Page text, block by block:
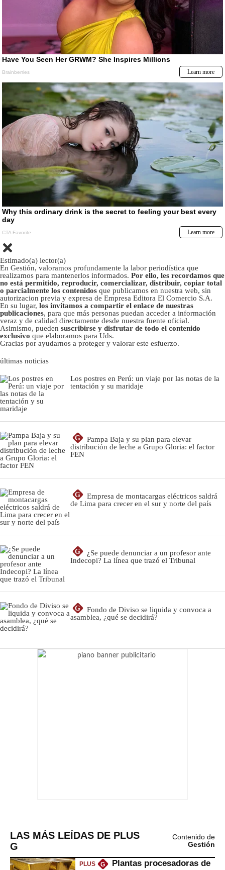
Estimado(a) lector(a)
En Gestión, valoramos profundamente la labor periodística que
realizamos para mantenerlos informados. Por ello, les recordamos que
no está permitido, reproducir, comercializar, distribuir, copiar total
o parcialmente los contenidos que publicamos en nuestra web, sin
autorizacion previa y expresa de Empresa Editora El Comercio S.A.
En su lugar, los invitamos a compartir el enlace de nuestras
publicaciones, para que más personas puedan acceder a información
veraz y de calidad directamente desde nuestra fuente oficial.
Asimismo, pueden suscribirse y disfrutar de todo el contenido
exclusivo que elaboramos para Uds.
Gracias por ayudarnos a proteger y valorar este esfuerzo.
últimas noticias
Los postres en Perú: un viaje por las notas de la
tentación y su maridaje
G
Pampa Baja y su plan para elevar
distribución de leche a Grupo Gloria: el factor
FEN
G
Empresa de montacargas eléctricos saldrá
de Lima para crecer en el sur y norte del país
G
¿Se puede denunciar a un profesor ante
Indecopi? La línea que trazó el Tribunal
G
Fondo de Diviso se liquida y convoca a
asamblea, ¿qué se decidirá?
LAS MÁS LEÍDAS DE PLUS
G
Contenido de
Gestión
PLUS G
Plantas procesadoras de